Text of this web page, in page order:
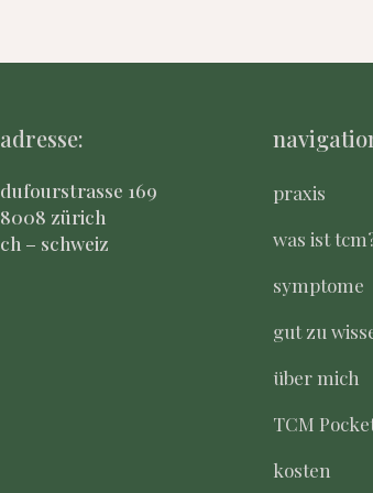
adresse:
dufourstrasse 169
8008 zürich
ch – schweiz
praxis
was ist
symptome
gut zu
über mich
TCM
kosten